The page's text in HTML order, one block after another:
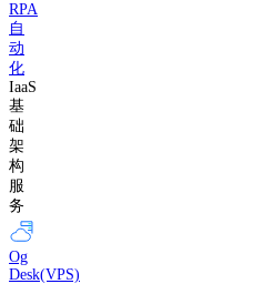
RPA
自
动
化
IaaS
基
础
架
构
服
务
Og
Desk(VPS)